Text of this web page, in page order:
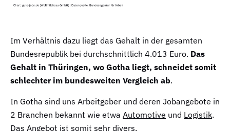
Im Verhältnis dazu liegt das Gehalt in der gesamten
Bundesrepublik bei durchschnittlich 4.013 Euro. Das
Gehalt in Thüringen, wo Gotha liegt, schneidet somit
schlechter im bundesweiten Vergleich ab.
In Gotha sind uns Arbeitgeber und deren Jobangebote in
2 Branchen bekannt wie etwa Automotive und Logistik.
Das Angebot ist somit sehr divers.